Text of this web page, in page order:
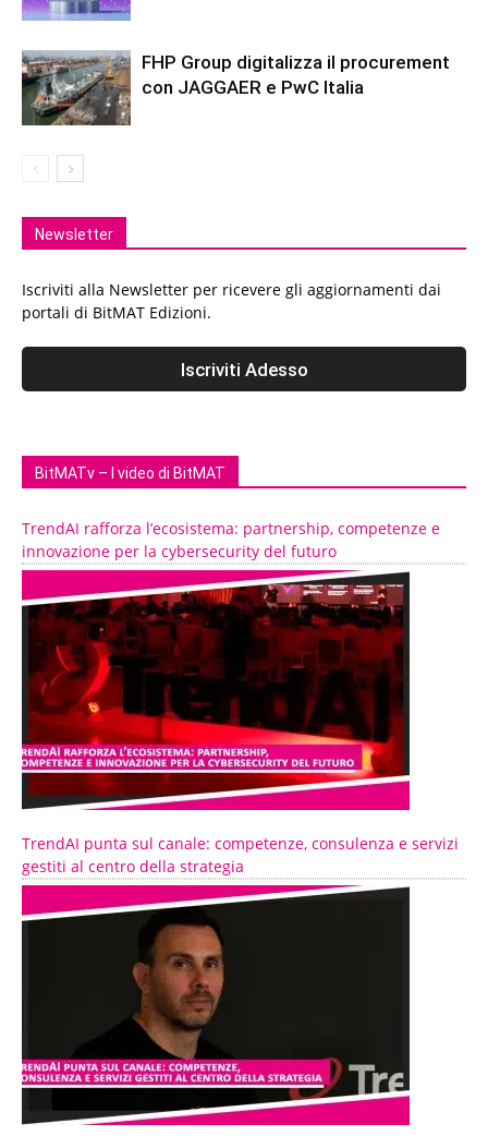
FHP Group digitalizza il procurement
con JAGGAER e PwC Italia
Newsletter
Iscriviti alla Newsletter per ricevere gli aggiornamenti dai
portali di BitMAT Edizioni.
BitMATv – I video di BitMAT
TrendAI rafforza l’ecosistema: partnership, competenze e
innovazione per la cybersecurity del futuro
TrendAI punta sul canale: competenze, consulenza e servizi
gestiti al centro della strategia